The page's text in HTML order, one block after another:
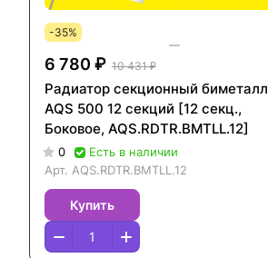
-35%
6 780 ₽ 10 431 ₽
Радиатор секционный биметалл
AQS 500 12 секций [12 секц.,
Боковое, AQS.RDTR.BMTLL.12]
0
Есть в наличии
Арт. AQS.RDTR.BMTLL.12
Купить